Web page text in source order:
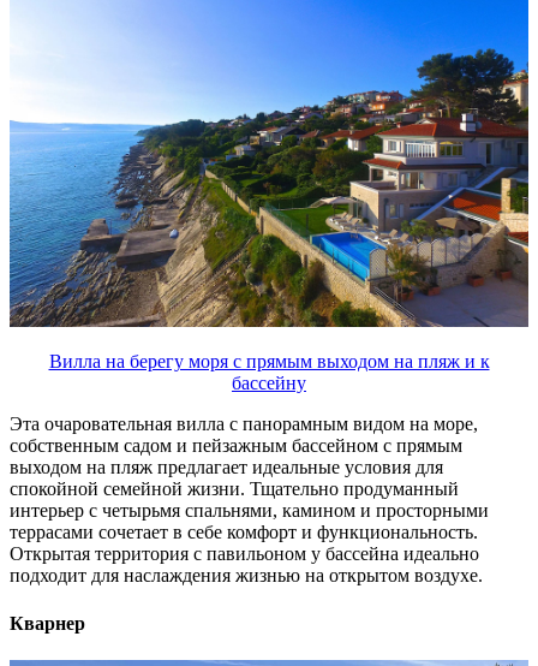
Вилла на берегу моря с прямым выходом на пляж и к
бассейну
Эта очаровательная вилла с панорамным видом на море,
собственным садом и пейзажным бассейном с прямым
выходом на пляж предлагает идеальные условия для
спокойной семейной жизни. Тщательно продуманный
интерьер с четырьмя спальнями, камином и просторными
террасами сочетает в себе комфорт и функциональность.
Открытая территория с павильоном у бассейна идеально
подходит для наслаждения жизнью на открытом воздухе.
Кварнер